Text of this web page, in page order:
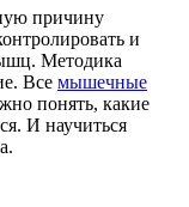
причину
и
Методика
Все мышечные
понять, какие
И научиться